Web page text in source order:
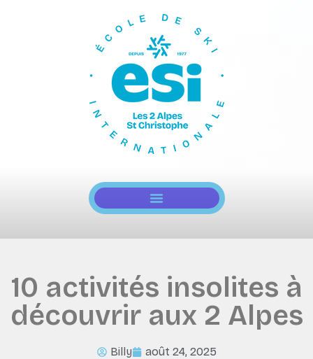
10 activités insolites à
découvrir aux 2 Alpes
Billy août 24, 2025